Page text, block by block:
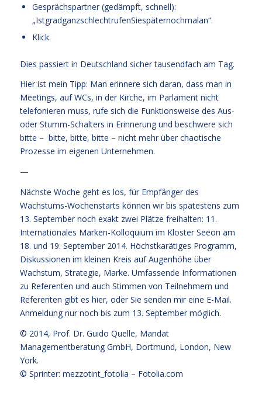
Gesprächspartner (gedämpft, schnell):
„IstgradganzschlechtrufenSiespäternochmalan“.
Klick.
Dies passiert in Deutschland sicher tausendfach am Tag.
Hier ist mein Tipp: Man erinnere sich daran, dass man in
Meetings, auf WCs, in der Kirche, im Parlament nicht
telefonieren muss, rufe sich die Funktionsweise des Aus-
oder Stumm-Schalters in Erinnerung und beschwere sich
bitte – bitte, bitte, bitte – nicht mehr über chaotische
Prozesse im eigenen Unternehmen.
—
Nächste Woche geht es los, für Empfänger des
Wachstums-Wochenstarts können wir bis spätestens zum
13. September noch exakt zwei Plätze freihalten: 11.
Internationales Marken-Kolloquium im Kloster Seeon am
18. und 19. September 2014. Höchstkarätiges Programm,
Diskussionen im kleinen Kreis auf Augenhöhe über
Wachstum, Strategie, Marke. Umfassende Informationen
zu Referenten und auch Stimmen von Teilnehmern und
Referenten gibt es hier, oder Sie senden mir eine E-Mail.
Anmeldung nur noch bis zum 13. September möglich.
© 2014, Prof. Dr. Guido Quelle, Mandat
Managementberatung GmbH, Dortmund, London, New
York.
© Sprinter: mezzotint_fotolia – Fotolia.com